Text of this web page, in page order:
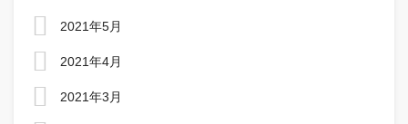
2021年5月
2021年4月
2021年3月